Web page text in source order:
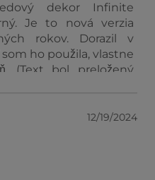
dekor Infinite
Je to nová verzia
rokov. Dorazil v
ho použila, vlastne
(Text bol preložený
12/19/2024